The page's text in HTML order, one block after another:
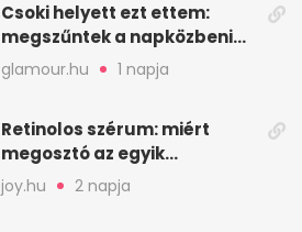
Csoki helyett ezt ettem:
megszűntek a napközbeni
nassolási rohamok
glamour.hu 1 napja
Retinolos szérum: miért
megosztó az egyik
leghatásosabb
öregedésgátló?
joy.hu 2 napja